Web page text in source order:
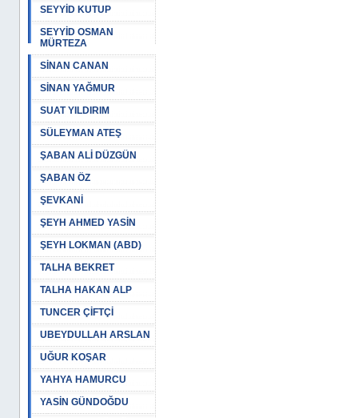
SEYYİD KUTUP
SEYYİD OSMAN
MÜRTEZA
SİNAN CANAN
SİNAN YAĞMUR
SUAT YILDIRIM
SÜLEYMAN ATEŞ
ŞABAN ALİ DÜZGÜN
ŞABAN ÖZ
ŞEVKANİ
ŞEYH AHMED YASİN
ŞEYH LOKMAN (ABD)
TALHA BEKRET
TALHA HAKAN ALP
TUNCER ÇİFTÇİ
UBEYDULLAH ARSLAN
UĞUR KOŞAR
YAHYA HAMURCU
YASİN GÜNDOĞDU